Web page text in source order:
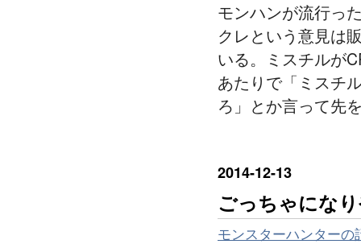
モンハンが流行っ
クレという意見は
いる。ミスチルが
あたりで「ミスチ
ろ」とか言って先
2014-12-13
ごっちゃにな
モンスターハンターの